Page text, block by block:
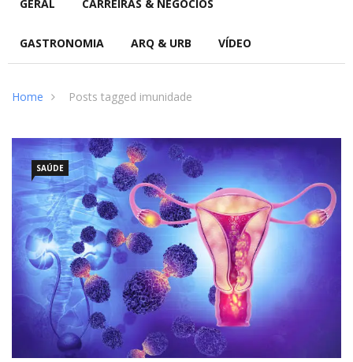
GERAL CARREIRAS & NEGÓCIOS
GASTRONOMIA ARQ & URB VÍDEO
Home Posts tagged imunidade
SAÚDE